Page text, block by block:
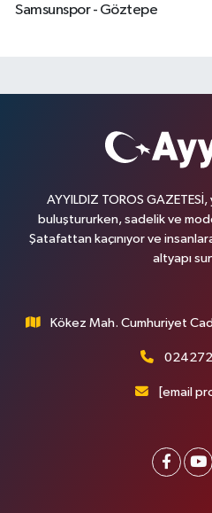
Samsunspor - Göztepe
AYYILDIZ TOROS
buluştururken, sadelik ve
Şatafattan kaçınıyor ve
altyapı
Kökez Mah. Cumhuriyet
[email